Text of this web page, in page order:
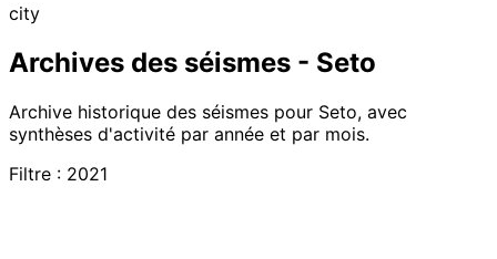
city
Archives des séismes - Seto
Archive historique des séismes pour Seto, avec
synthèses d'activité par année et par mois.
Filtre : 2021